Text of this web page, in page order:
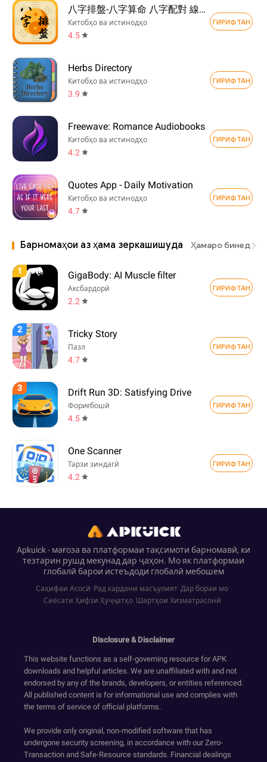
八字排盤-八字算命 八字配對 線上算命 生辰八字查詢
Китобҳо ва истинодҳо
4.5
ГИРИФТАН
Herbs Directory
Китобҳо ва истинодҳо
3.9
ГИРИФТАН
Freewave: Romance Audiobooks
Китобҳо ва истинодҳо
4.2
ГИРИФТАН
Quotes App - Daily Motivation
Китобҳо ва истинодҳо
4.7
ГИРИФТАН
Барномаҳои аз ҳама зеркашишуда Ҳамаро бинед
1 GigaBody: AI Muscle filter
Аксбардорӣ
2.2
ГИРИФТАН
2 Tricky Story
Пазл
4.7
ГИРИФТАН
3 Drift Run 3D: Satisfying Drive
Фориғбошӣ
4.5
ГИРИФТАН
One Scanner
Тарзи зиндагӣ
4.2
ГИРИФТАН
Apkuick - мағоза ва платформаи тақсимоти барномавӣ, ки
тезтарин рушд мекунад дар ҷаҳон. Мо як платформаи
глобалӣ барои истеъдоди глобалӣ мебошем
Саҳифаи Асосӣ Рад кардани масъулият Дар бораи мо
Сиёсати Ҳифзи Ҳуҷҷатҳо Шартҳои Хизматрасонӣ
Disclosure & Disclaimer
This website functions as a self-governing resource for APK
downloads and helpful articles. We are unaffiliated with and not
endorsed by any of the brands, developers, or entities referenced.
All published content is for informational use and complies with
the terms of service of official platforms.
We provide only original, non-modified software that has
undergone security screening, in accordance with our Zero-
Transaction and Safe-Resource standards. Financial dealings